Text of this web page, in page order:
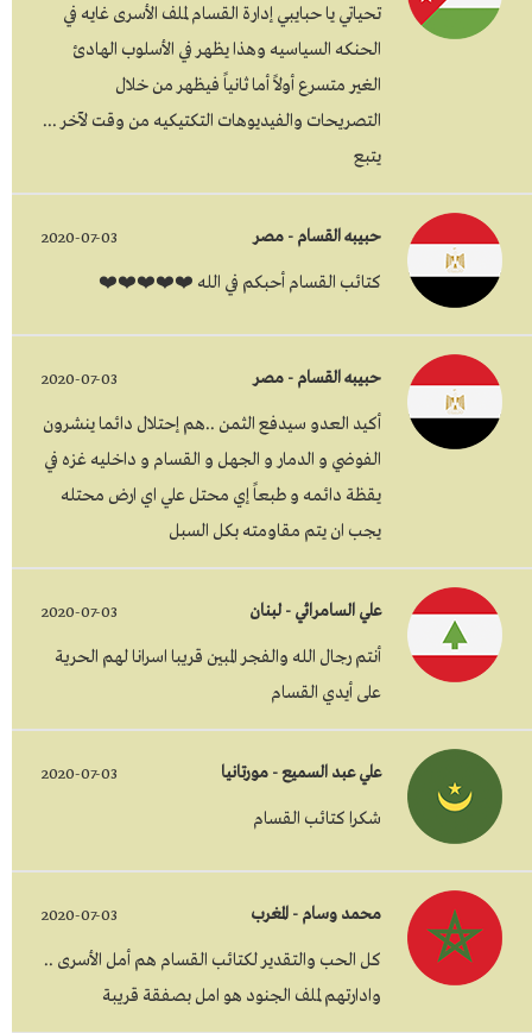
تحياتي يا حبايبي إدارة القسام لملف الأسرى غايه في
الحنكه السياسيه وهذا يظهر في الأسلوب الهادئ
الغير متسرع أولاً أما ثانياً فيظهر من خلال
التصريحات والفيديوهات التكتيكيه من وقت لآخر ...
يتبع
حبيبه القسام - مصر 2020-07-03
كتائب القسام أحبكم في الله ❤️❤️❤️❤️❤️
حبيبه القسام - مصر 2020-07-03
أكيد العدو سيدفع الثمن ..هم إحتلال دائما ينشرون
الفوضي و الدمار و الجهل و القسام و داخليه غزه في
يقظة دائمه و طبعاً إي محتل علي اي ارض محتله
يجب ان يتم مقاومته بكل السبل
علي السامرائي - لبنان 2020-07-03
أنتم رجال الله والفجر المبين قريبا اسرانا لهم الحرية
على أيدي القسام
علي عبد السميع - مورتانيا 2020-07-03
شكرا كتائب القسام
محمد وسام - المغرب 2020-07-03
كل الحب والتقدير لكتائب القسام هم أمل الأسرى ..
وادارتهم لملف الجنود هو امل بصفقة قريبة